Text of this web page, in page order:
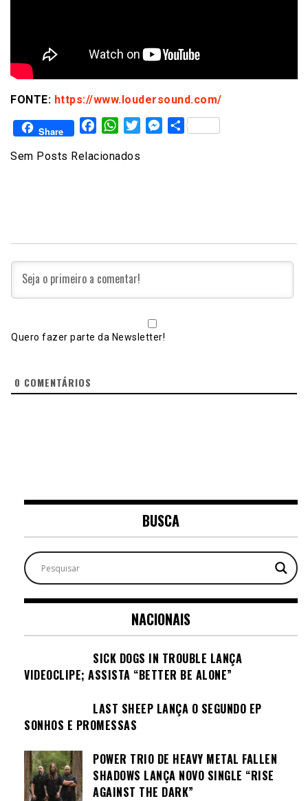
FONTE: https://www.loudersound.com/
Share FacebookWhatsAppTwitterMessenger
Share
Sem Posts Relacionados
Quero fazer parte da Newsletter!
0 COMENTÁRIOS
BUSCA
NACIONAIS
SICK DOGS IN TROUBLE LANÇA
VIDEOCLIPE; ASSISTA “BETTER BE ALONE”
LAST SHEEP LANÇA O SEGUNDO EP
SONHOS E PROMESSAS
POWER TRIO DE HEAVY METAL FALLEN
SHADOWS LANÇA NOVO SINGLE “RISE
AGAINST THE DARK”